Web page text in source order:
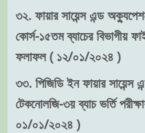
৩২. ফায়ার সায়েন্স এন্ড
কোর্স-১৫তম ব্যাচের বিভাগীয়
ফলাফল ( ১২/০১/২০২৪ )
৩৩. পিজিডি ইন ফায়ার সায়েন্স
টেকনোলজি-৩য় ব্যাচ ভর্তি
০১/০১/২০২৪ )